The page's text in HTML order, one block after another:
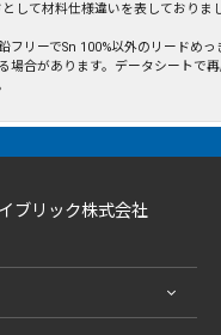
して材料仕様違いを表しており
リーでSn 100%以外のリードめ
場合があります。データシートで
ブリック株式会社